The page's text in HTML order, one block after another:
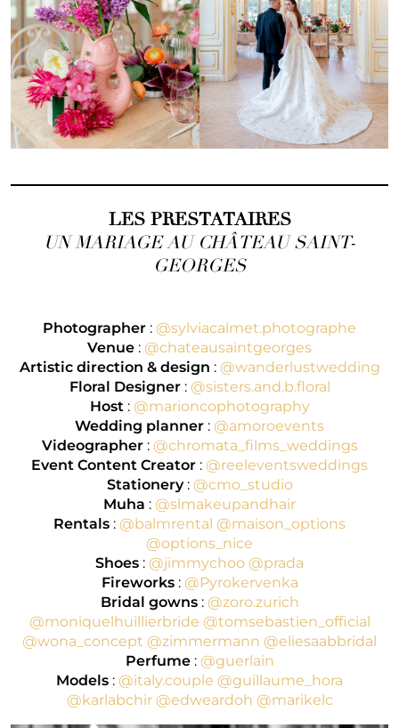
LES PRESTATAIRES
UN MARIAGE AU CHÂTEAU SAINT-
GEORGES
Photographer : @sylviacalmet.photographe
Venue : @chateausaintgeorges
Artistic direction & design : @wanderlustwedding
Floral Designer: @sisters.and.b.floral
Host: @marioncophotography
Wedding planner : @amoroevents
Videographer: @chromata_films_weddings
Event Content Creator : @reeleventsweddings
Stationery: @cmo_studio
Muha : @slmakeupandhair
Rentals : @balmrental @maison_options
@options_nice
Shoes : @jimmychoo @prada
Fireworks: @Pyrokervenka
Bridal gowns: @zoro.zurich
@moniquelhuillierbride @tomsebastien_official
@wona_concept @zimmermann @eliesaabbridal
Perfume: @guerlain
Models : @italy.couple @guillaume_hora
@karlabchir @edweardoh @marikelc